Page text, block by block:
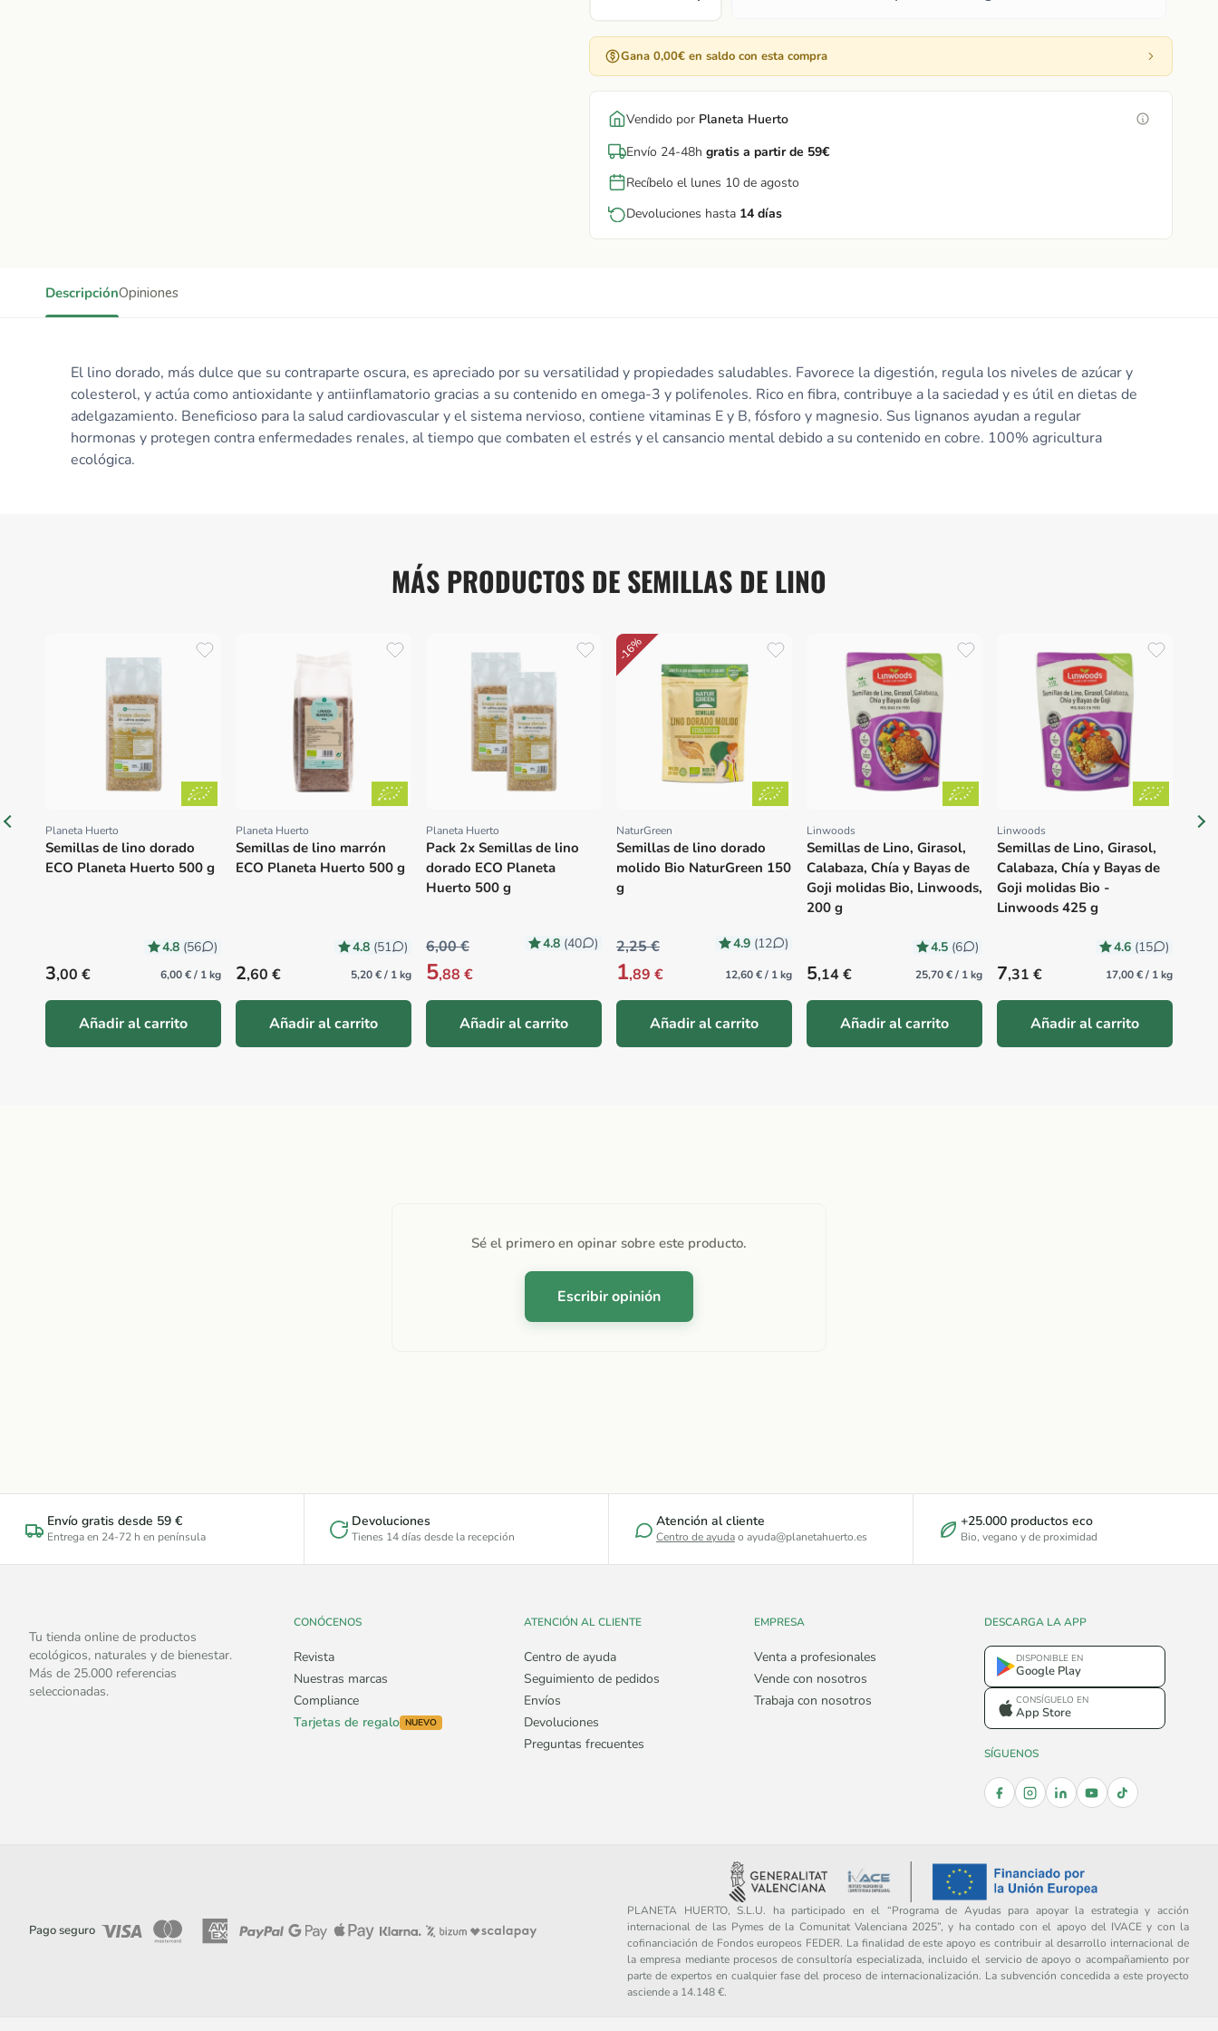
Gana 0,00€ en saldo con esta compra
Vendido por Planeta Huerto
Envío 24-48h gratis a partir de 59€
Recíbelo el lunes 10 de agosto
Devoluciones hasta 14 días
DescripciónOpiniones
El lino dorado, más dulce que su contraparte oscura, es apreciado por su versatilidad y propiedades saludables. Favorece la digestión, regula los niveles de azúcar y
colesterol, y actúa como antioxidante y antiinflamatorio gracias a su contenido en omega-3 y polifenoles. Rico en fibra, contribuye a la saciedad y es útil en dietas de
adelgazamiento. Beneficioso para la salud cardiovascular y el sistema nervioso, contiene vitaminas E y B, fósforo y magnesio. Sus lignanos ayudan a regular
hormonas y protegen contra enfermedades renales, al tiempo que combaten el estrés y el cansancio mental debido a su contenido en cobre. 100% agricultura
ecológica.
MÁS PRODUCTOS DE SEMILLAS DE LINO
Proveedor:
Planeta Huerto
Semillas de lino dorado
ECO Planeta Huerto 500 g
4.8 (56 )
Precio habitual
3,00 € 6,00 € / 1 kg
Añadir al carrito
Proveedor:
Planeta Huerto
Semillas de lino marrón
ECO Planeta Huerto 500 g
4.8 (51 )
Precio habitual
2,60 € 5,20 € / 1 kg
Añadir al carrito
Proveedor:
Planeta Huerto
Pack 2x Semillas de lino
dorado ECO Planeta
Huerto 500 g
4.8 (40 )
6,00 €
5,88 €
Añadir al carrito
-16%
Proveedor:
NaturGreen
Semillas de lino dorado
molido Bio NaturGreen 150
g
4.9 (12 )
2,25 €
1,89 € 12,60 € / 1 kg
Añadir al carrito
Proveedor:
Linwoods
Semillas de Lino, Girasol,
Calabaza, Chía y Bayas de
Goji molidas Bio, Linwoods,
200 g
4.5 (6 )
Precio habitual
5,14 € 25,70 € / 1 kg
Añadir al carrito
Proveedor:
Linwoods
Semillas de Lino, Girasol,
Calabaza, Chía y Bayas de
Goji molidas Bio -
Linwoods 425 g
4.6 (15 )
Precio habitual
7,31 € 17,00 € / 1 kg
Añadir al carrito
Sé el primero en opinar sobre este producto.
Escribir opinión
Envío gratis desde 59 €
Entrega en 24-72 h en península
Devoluciones
Tienes 14 días desde la recepción
Atención al cliente
Centro de ayudao ayuda@planetahuerto.es
+25.000 productos eco
Bio, vegano y de proximidad
Tu tienda online de productos
ecológicos, naturales y de bienestar.
Más de 25.000 referencias
seleccionadas.
CONÓCENOS
Revista
Nuestras marcas
Compliance
Tarjetas de regalo NUEVO
ATENCIÓN AL CLIENTE
Centro de ayuda
Seguimiento de pedidos
Envíos
Devoluciones
Preguntas frecuentes
EMPRESA
Venta a profesionales
Vende con nosotros
Trabaja con nosotros
DESCARGA LA APP
DISPONIBLE EN
Google Play
CONSÍGUELO EN
App Store
SÍGUENOS
Pago seguro
PLANETA HUERTO, S.L.U. ha participado en el “Programa de Ayudas para apoyar la estrategia y acción
internacional de las Pymes de la Comunitat Valenciana 2025”, y ha contado con el apoyo del IVACE y con la
cofinanciación de Fondos europeos FEDER. La finalidad de este apoyo es contribuir al desarrollo internacional de
la empresa mediante procesos de consultoría especializada, incluido el servicio de apoyo o acompañamiento por
parte de expertos en cualquier fase del proceso de internacionalización. La subvención concedida a este proyecto
asciende a 14.148 €.